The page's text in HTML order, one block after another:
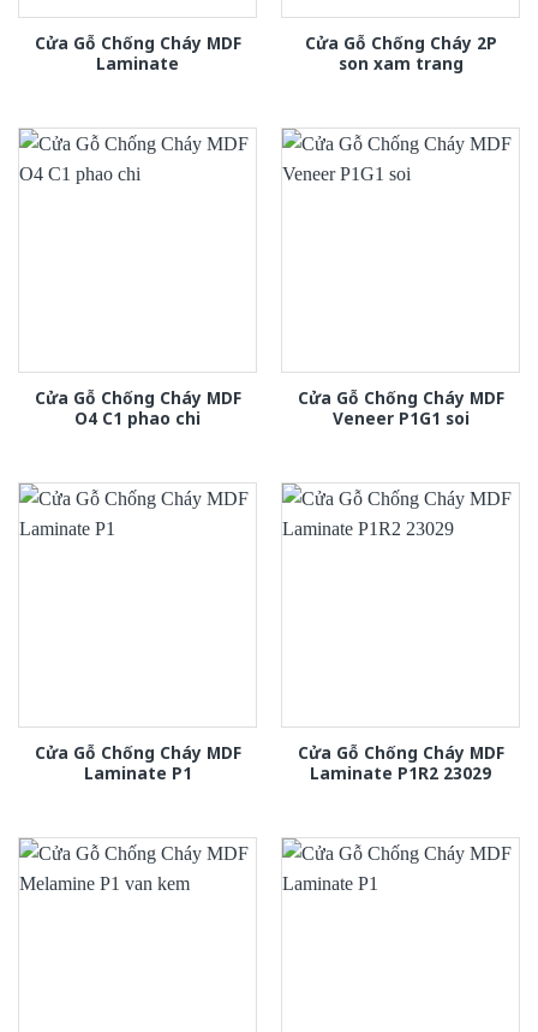
Cửa Gỗ Chống Cháy MDF
Laminate
Cửa Gỗ Chống Cháy 2P
son xam trang
Cửa Gỗ Chống Cháy MDF
O4 C1 phao chi
Cửa Gỗ Chống Cháy MDF
Veneer P1G1 soi
Cửa Gỗ Chống Cháy MDF
Laminate P1
Cửa Gỗ Chống Cháy MDF
Laminate P1R2 23029